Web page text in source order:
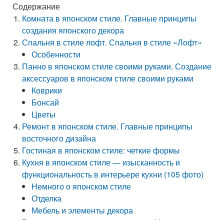
Содержание
Комната в японском стиле. Главные принципы
создания японского декора
Спальня в стиле лофт. Спальня в стиле «Лофт»
Особенности
Панно в японском стиле своими руками. Создание
аксессуаров в японском стиле своими руками
Коврики
Бонсай
Цветы
Ремонт в японском стиле. Главные принципы
восточного дизайна
Гостиная в японском стиле: четкие формы
Кухня в японском стиле — изысканность и
функциональность в интерьере кухни (105 фото)
Немного о японском стиле
Отделка
Мебель и элементы декора